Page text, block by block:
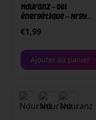
Nduranz - Gel
énergétique – Nrgy
Caféine - Cerise - 75g -
€1,99
Ajouter au panier